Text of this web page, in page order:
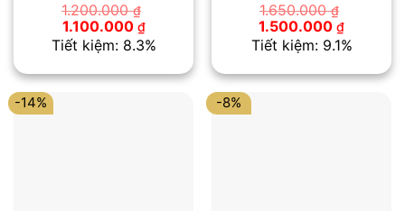
1.200.000₫
Giá
gốc
là:
1.100.000 ₫Giá
hiện
tại
1.100.000 ₫.
Tiết kiệm: 8.3%
1.650.000₫
Giá
gốc
là:
1.500.000 ₫Giá
hiện
tại
Tiết kiệm: 9.1%
-14% -8%